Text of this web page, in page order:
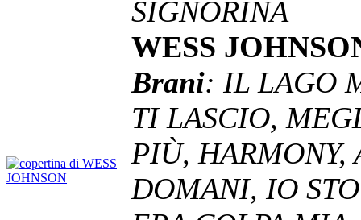
SIGNORINA
WESS
Brani: IL LAGO
TI LASCIO,
PIÙ, HARMONY,
DOMANI, IO